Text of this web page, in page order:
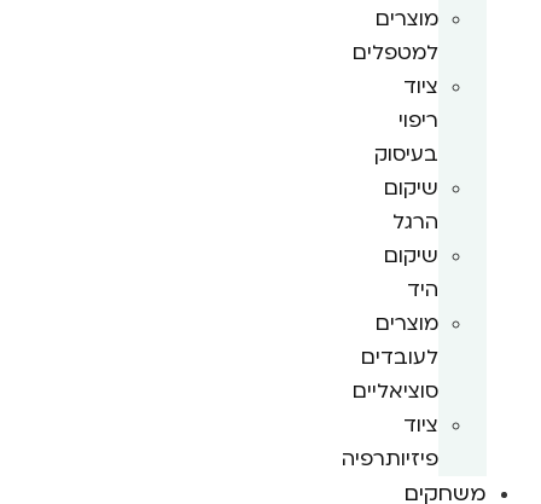
מוצרים
למטפלים
ציוד
ריפוי
בעיסוק
שיקום
הרגל
שיקום
היד
מוצרים
לעובדים
סוציאליים
ציוד
פיזיותרפיה
משחקים